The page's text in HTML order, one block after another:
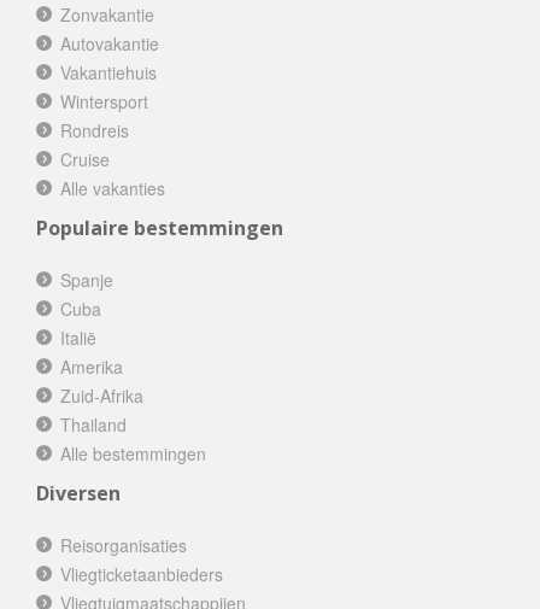
Zonvakantie
Autovakantie
Vakantiehuis
Wintersport
Rondreis
Cruise
Alle vakanties
Populaire bestemmingen
Spanje
Cuba
Italië
Amerika
Zuid-Afrika
Thailand
Alle bestemmingen
Diversen
Reisorganisaties
Vliegticketaanbieders
Vliegtuigmaatschappijen